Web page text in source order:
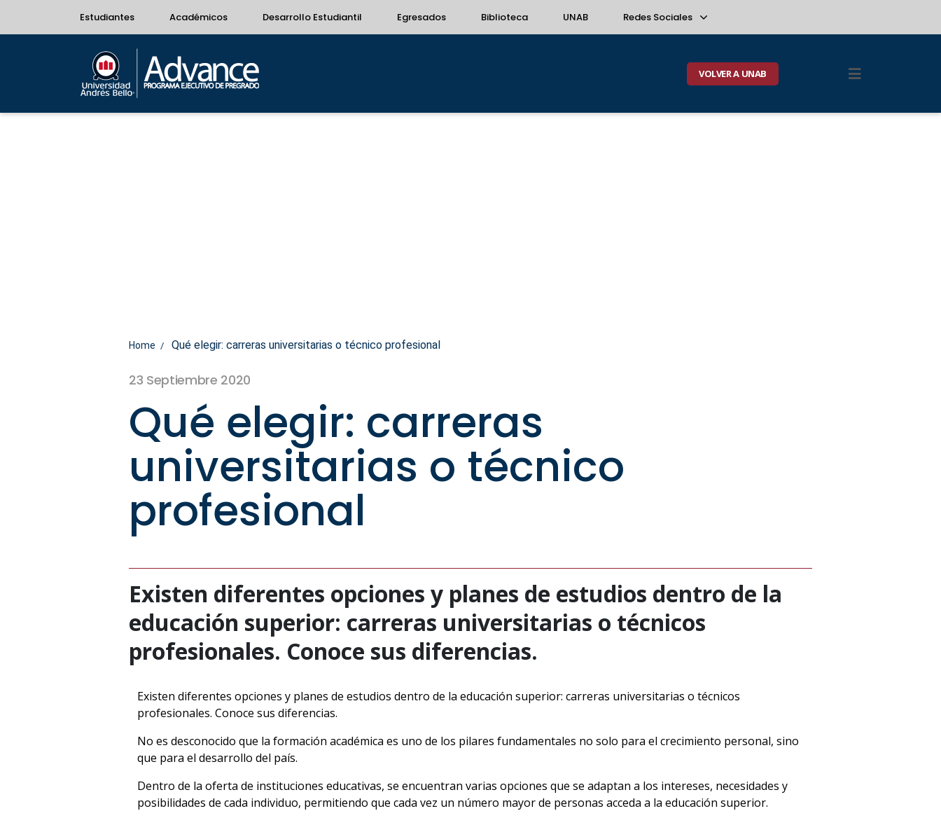
Estudiantes Académicos Desarrollo Estudiantil Egresados Biblioteca UNAB Redes Sociales
VOLVER A UNAB
Home Qué elegir: carreras universitarias o técnico profesional
23 Septiembre 2020
Qué elegir: carreras
universitarias o técnico
profesional
Existen diferentes opciones y planes de estudios dentro de la
educación superior: carreras universitarias o técnicos
profesionales. Conoce sus diferencias.
Existen diferentes opciones y planes de estudios dentro de la educación superior: carreras universitarias o técnicos
profesionales. Conoce sus diferencias.
No es desconocido que la formación académica es uno de los pilares fundamentales no solo para el crecimiento personal, sino
que para el desarrollo del país.
Dentro de la oferta de instituciones educativas, se encuentran varias opciones que se adaptan a los intereses, necesidades y
posibilidades de cada individuo, permitiendo que cada vez un número mayor de personas acceda a la educación superior.